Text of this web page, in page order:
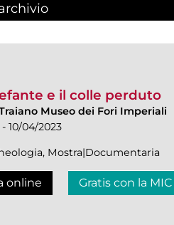
e il colle perduto
Museo dei Fori Imperiali
10/04/2023
Mostra|Documentaria
online Gratis con la